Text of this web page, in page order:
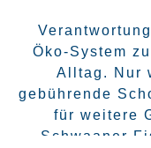
Öko-System
Alltag. Nur
gebührende
für weitere
Schwaaner